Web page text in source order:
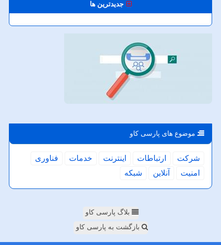
جدیدترین ها
موضوع های پارسی كاو
شركت ارتباطات اینترنت خدمات
فناوری
امنیت
آنلاین شبكه
بلاگ پارسی کاو
بازگشت به پارسی کاو